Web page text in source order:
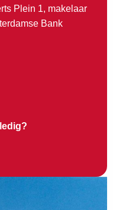
Plein 1, makelaar
Bank